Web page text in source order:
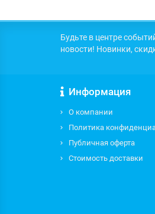
Будьте в центре
новости! Новинки,
Информация
О компании
Политика
Публичная оферта
Стоимость доставки